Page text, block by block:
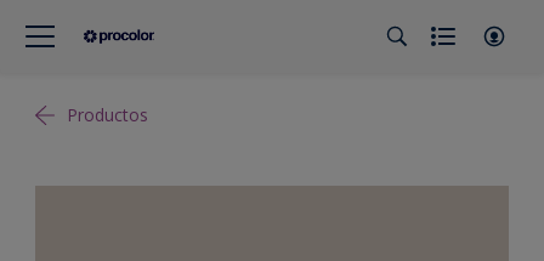
Productos